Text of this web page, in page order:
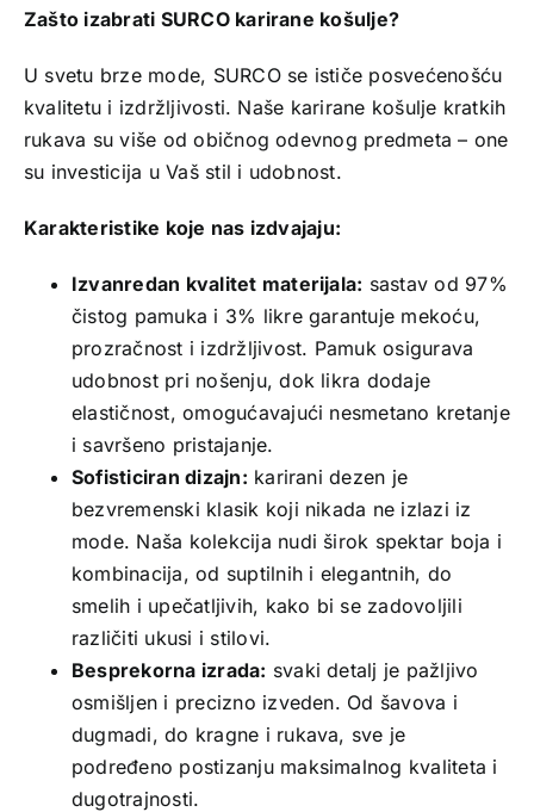
Zašto izabrati SURCO karirane košulje?
U svetu brze mode, SURCO se ističe posvećenošću
kvalitetu i izdržljivosti. Naše karirane košulje kratkih
rukava su više od običnog odevnog predmeta – one
su investicija u Vaš stil i udobnost.
Karakteristike koje nas izdvajaju:
Izvanredan kvalitet materijala: sastav od 97%
čistog pamuka i 3% likre garantuje mekoću,
prozračnost i izdržljivost. Pamuk osigurava
udobnost pri nošenju, dok likra dodaje
elastičnost, omogućavajući nesmetano kretanje
i savršeno pristajanje.
Sofisticiran dizajn: karirani dezen je
bezvremenski klasik koji nikada ne izlazi iz
mode. Naša kolekcija nudi širok spektar boja i
kombinacija, od suptilnih i elegantnih, do
smelih i upečatljivih, kako bi se zadovoljili
različiti ukusi i stilovi.
Besprekorna izrada: svaki detalj je pažljivo
osmišljen i precizno izveden. Od šavova i
dugmadi, do kragne i rukava, sve je
podređeno postizanju maksimalnog kvaliteta i
dugotrajnosti.